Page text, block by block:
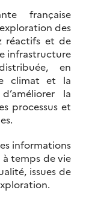
française
des
réactifs et de
infrastructure
en
climat et la
la
processus et
informations
à temps de vie
issues de